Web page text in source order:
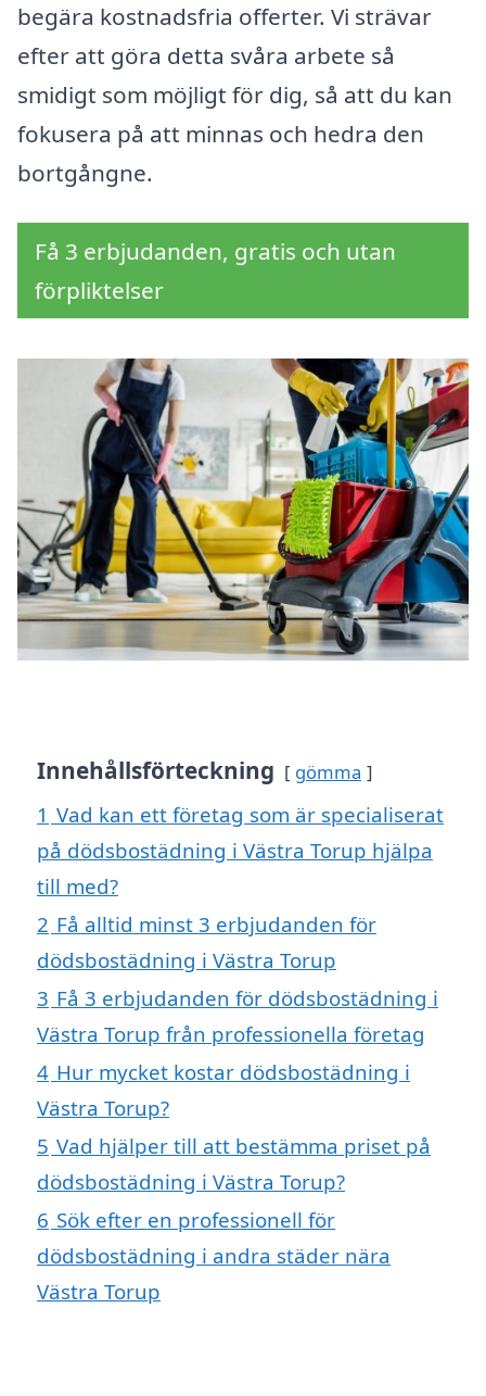
begära kostnadsfria offerter. Vi strävar
efter att göra detta svåra arbete så
smidigt som möjligt för dig, så att du kan
fokusera på att minnas och hedra den
bortgångne.
Få 3 erbjudanden, gratis och utan
förpliktelser
Innehållsförteckning gömma
1 Vad kan ett företag som är specialiserat
på dödsbostädning i Västra Torup hjälpa
till med?
2 Få alltid minst 3 erbjudanden för
dödsbostädning i Västra Torup
3 Få 3 erbjudanden för dödsbostädning i
Västra Torup från professionella företag
4 Hur mycket kostar dödsbostädning i
Västra Torup?
5 Vad hjälper till att bestämma priset på
dödsbostädning i Västra Torup?
6 Sök efter en professionell för
dödsbostädning i andra städer nära
Västra Torup